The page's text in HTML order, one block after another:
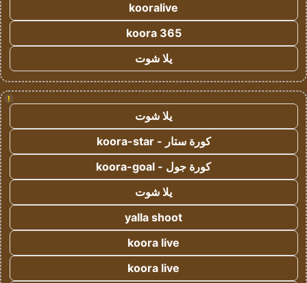
kooralive
koora 365
يلا شوت
!
يلا شوت
كورة ستار - koora-star
كورة جول - koora-goal
يلا شوت
yalla shoot
koora live
koora live